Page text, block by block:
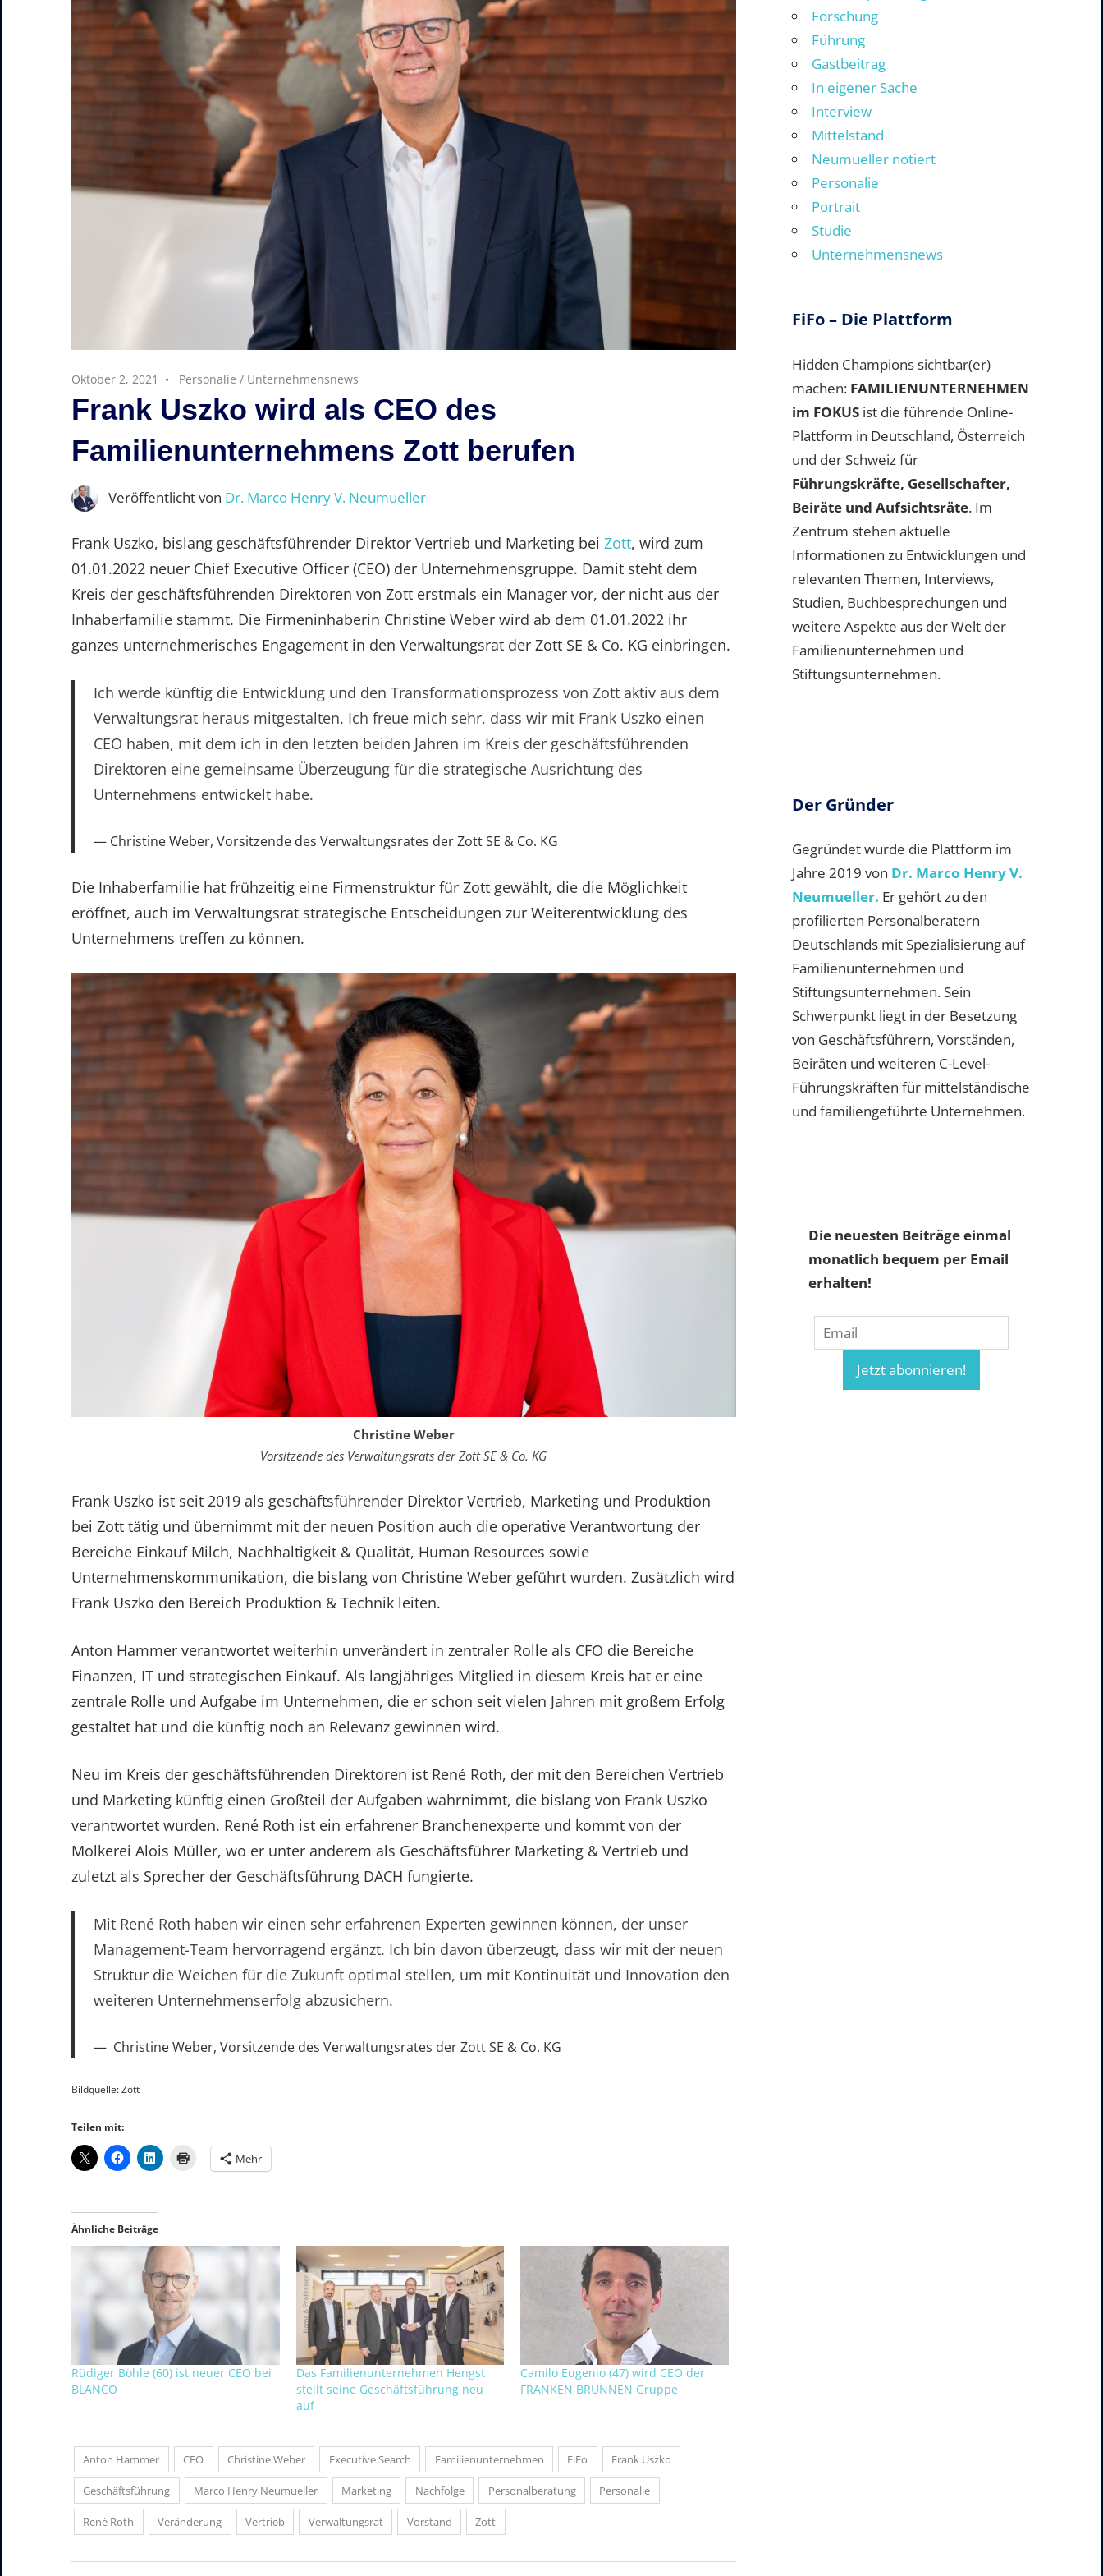
Oktober 2, 2021 Personalie / Unternehmensnews
Frank Uszko wird als CEO des
Familienunternehmens Zott berufen
Veröffentlicht von Dr. Marco Henry V. Neumueller
Frank Uszko, bislang geschäftsführender Direktor Vertrieb und Marketing bei Zott, wird zum
01.01.2022 neuer Chief Executive Officer (CEO) der Unternehmensgruppe. Damit steht dem
Kreis der geschäftsführenden Direktoren von Zott erstmals ein Manager vor, der nicht aus der
Inhaberfamilie stammt. Die Firmeninhaberin Christine Weber wird ab dem 01.01.2022 ihr
ganzes unternehmerisches Engagement in den Verwaltungsrat der Zott SE & Co. KG einbringen.
Ich werde künftig die Entwicklung und den Transformationsprozess von Zott aktiv aus dem
Verwaltungsrat heraus mitgestalten. Ich freue mich sehr, dass wir mit Frank Uszko einen
CEO haben, mit dem ich in den letzten beiden Jahren im Kreis der geschäftsführenden
Direktoren eine gemeinsame Überzeugung für die strategische Ausrichtung des
Unternehmens entwickelt habe.
Christine Weber, Vorsitzende des Verwaltungsrates der Zott SE & Co. KG
Die Inhaberfamilie hat frühzeitig eine Firmenstruktur für Zott gewählt, die die Möglichkeit
eröffnet, auch im Verwaltungsrat strategische Entscheidungen zur Weiterentwicklung des
Unternehmens treffen zu können.
Christine Weber
Vorsitzende des Verwaltungsrats der Zott SE & Co. KG
Frank Uszko ist seit 2019 als geschäftsführender Direktor Vertrieb, Marketing und Produktion
bei Zott tätig und übernimmt mit der neuen Position auch die operative Verantwortung der
Bereiche Einkauf Milch, Nachhaltigkeit & Qualität, Human Resources sowie
Unternehmenskommunikation, die bislang von Christine Weber geführt wurden. Zusätzlich wird
Frank Uszko den Bereich Produktion & Technik leiten.
Anton Hammer verantwortet weiterhin unverändert in zentraler Rolle als CFO die Bereiche
Finanzen, IT und strategischen Einkauf. Als langjähriges Mitglied in diesem Kreis hat er eine
zentrale Rolle und Aufgabe im Unternehmen, die er schon seit vielen Jahren mit großem Erfolg
gestaltet hat und die künftig noch an Relevanz gewinnen wird.
Neu im Kreis der geschäftsführenden Direktoren ist René Roth, der mit den Bereichen Vertrieb
und Marketing künftig einen Großteil der Aufgaben wahrnimmt, die bislang von Frank Uszko
verantwortet wurden. René Roth ist ein erfahrener Branchenexperte und kommt von der
Molkerei Alois Müller, wo er unter anderem als Geschäftsführer Marketing & Vertrieb und
zuletzt als Sprecher der Geschäftsführung DACH fungierte.
Mit René Roth haben wir einen sehr erfahrenen Experten gewinnen können, der unser
Management-Team hervorragend ergänzt. Ich bin davon überzeugt, dass wir mit der neuen
Struktur die Weichen für die Zukunft optimal stellen, um mit Kontinuität und Innovation den
weiteren Unternehmenserfolg abzusichern.
Christine Weber, Vorsitzende des Verwaltungsrates der Zott SE & Co. KG
Bildquelle: Zott
Teilen mit:
Mehr
Ähnliche Beiträge
Rüdiger Böhle (60) ist neuer CEO bei
BLANCO
Das Familienunternehmen Hengst
stellt seine Geschäftsführung neu
auf
Camilo Eugenio (47) wird CEO der
FRANKEN BRUNNEN Gruppe
Anton Hammer CEO Christine Weber Executive Search Familienunternehmen FiFo Frank Uszko
Geschäftsführung Marco Henry Neumueller Marketing Nachfolge Personalberatung Personalie
René Roth Veränderung Vertrieb Verwaltungsrat Vorstand Zott
Forschung
Führung
Gastbeitrag
In eigener Sache
Interview
Mittelstand
Neumueller notiert
Personalie
Portrait
Studie
Unternehmensnews
FiFo – Die Plattform
Hidden Champions sichtbar(er)
machen: FAMILIENUNTERNEHMEN
im FOKUS ist die führende Online-
Plattform in Deutschland, Österreich
und der Schweiz für
Führungskräfte, Gesellschafter,
Beiräte und Aufsichtsräte. Im
Zentrum stehen aktuelle
Informationen zu Entwicklungen und
relevanten Themen, Interviews,
Studien, Buchbesprechungen und
weitere Aspekte aus der Welt der
Familienunternehmen und
Stiftungsunternehmen.
Der Gründer
Gegründet wurde die Plattform im
Jahre 2019 von Dr. Marco Henry V.
Neumueller. Er gehört zu den
profilierten Personalberatern
Deutschlands mit Spezialisierung auf
Familienunternehmen und
Stiftungsunternehmen. Sein
Schwerpunkt liegt in der Besetzung
von Geschäftsführern, Vorständen,
Beiräten und weiteren C-Level-
Führungskräften für mittelständische
und familiengeführte Unternehmen.
Die neuesten Beiträge einmal
monatlich bequem per Email
erhalten!